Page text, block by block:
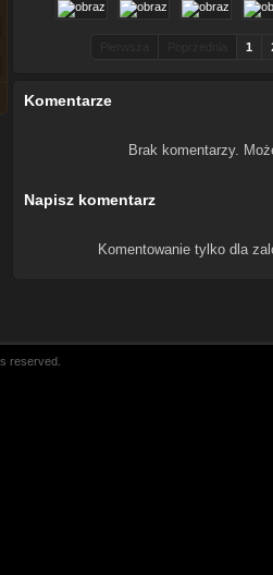
1
Komentarze
Brak komentarzy.
Napisz komentarz
Komentowanie tylko dla
reserved.